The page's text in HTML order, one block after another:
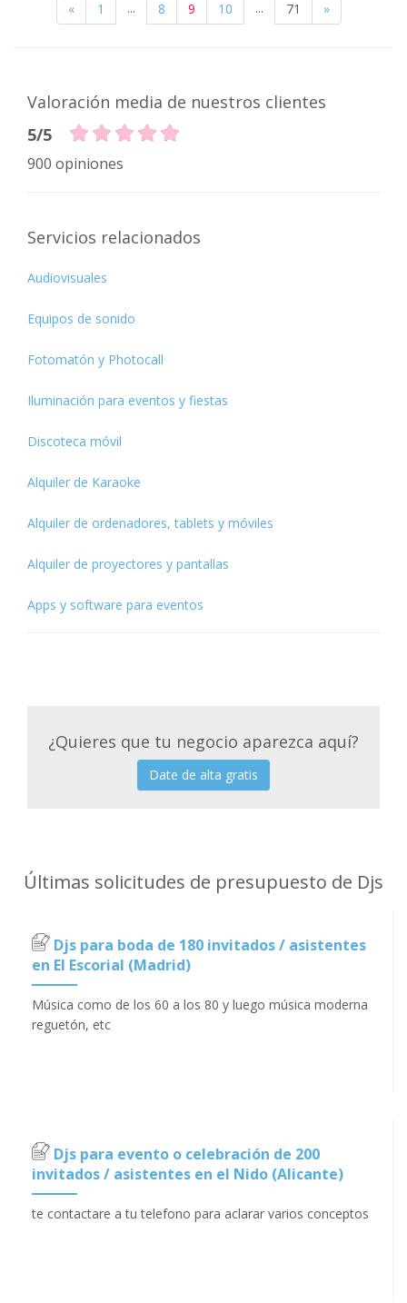
« 1 ... 8 9 10 ... 71 »
Valoración media de nuestros clientes
5/5
900 opiniones
Servicios relacionados
Audiovisuales
Equipos de sonido
Fotomatón y Photocall
Iluminación para eventos y fiestas
Discoteca móvil
Alquiler de Karaoke
Alquiler de ordenadores, tablets y móviles
Alquiler de proyectores y pantallas
Apps y software para eventos
¿Quieres que tu negocio aparezca aquí?
Date de alta gratis
Últimas solicitudes de presupuesto de Djs
Djs para boda de 180 invitados / asistentes
en El Escorial (Madrid)
Música como de los 60 a los 80 y luego música moderna
reguetón, etc
Djs para evento o celebración de 200
invitados / asistentes en el Nido (Alicante)
te contactare a tu telefono para aclarar varios conceptos